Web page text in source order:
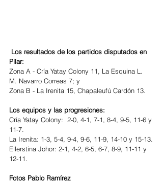
Los resultados de los partidos disputados en
Pilar:
Zona A - Cría Yatay Colony 11, La Esquina L.
M. Navarro Correas 7; y
Zona B - La Irenita 15, Chapaleufú Cardón 13.
Los equipos y las progresiones:
Cría Yatay Colony:  2-0, 4-1, 7-1, 8-4, 9-5, 11-6 y
11-7.
La Irenita: 1-3, 5-4, 9-4, 9-6, 11-9, 14-10 y 15-13.
Ellerstina Johor: 2-1, 4-2, 6-5, 6-7, 8-9, 11-11 y
12-11.
Fotos Pablo Ramírez